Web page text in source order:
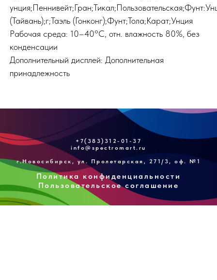
(Тайвань);г;Таэль (Гонконг);Фунт;Тола;Карат;Унция
Pабочая среда: 10–40°C, отн. влажность 80%, без
конденсации
Дополнительный дисплей: Дополнительная
принадлежность
+7(383)312-01-37
info@spectromart.ru
г.Новосибирск, ул. Пролетарская, 271/3, оф. №1
Политика конфиденциальности
Пользовательское соглашение